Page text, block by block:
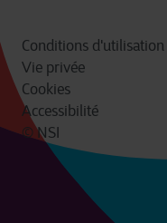
Conditions d'utilisation
Vie privée
Cookies
Accessibilité
© NSI